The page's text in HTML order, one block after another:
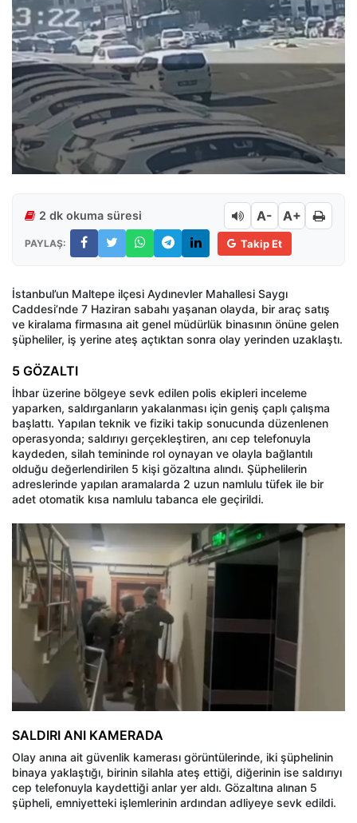
2 dk okuma süresi A- A+
PAYLAŞ: Takip Et
İstanbul’un Maltepe ilçesi Aydınevler Mahallesi Saygı
Caddesi’nde 7 Haziran sabahı yaşanan olayda, bir araç satış
ve kiralama firmasına ait genel müdürlük binasının önüne gelen
şüpheliler, iş yerine ateş açtıktan sonra olay yerinden uzaklaştı.
5 GÖZALTI
İhbar üzerine bölgeye sevk edilen polis ekipleri inceleme
yaparken, saldırganların yakalanması için geniş çaplı çalışma
başlattı. Yapılan teknik ve fiziki takip sonucunda düzenlenen
operasyonda; saldırıyı gerçekleştiren, anı cep telefonuyla
kaydeden, silah temininde rol oynayan ve olayla bağlantılı
olduğu değerlendirilen 5 kişi gözaltına alındı. Şüphelilerin
adreslerinde yapılan aramalarda 2 uzun namlulu tüfek ile bir
adet otomatik kısa namlulu tabanca ele geçirildi.
SALDIRI ANI KAMERADA
Olay anına ait güvenlik kamerası görüntülerinde, iki şüphelinin
binaya yaklaştığı, birinin silahla ateş ettiği, diğerinin ise saldırıyı
cep telefonuyla kaydettiği anlar yer aldı. Gözaltına alınan 5
şüpheli, emniyetteki işlemlerinin ardından adliyeye sevk edildi.